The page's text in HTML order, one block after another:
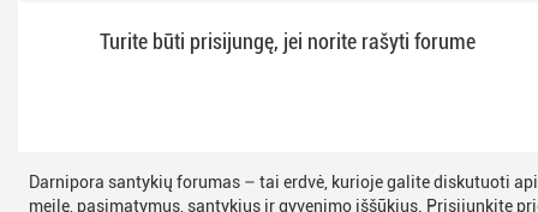
Turite būti prisijungę, jei norite rašyti forume
Darnipora santykių forumas – tai erdvė, kurioje galite diskutuoti
meilę, pasimatymus, santykius ir gyvenimo iššūkius. Prisijunkite